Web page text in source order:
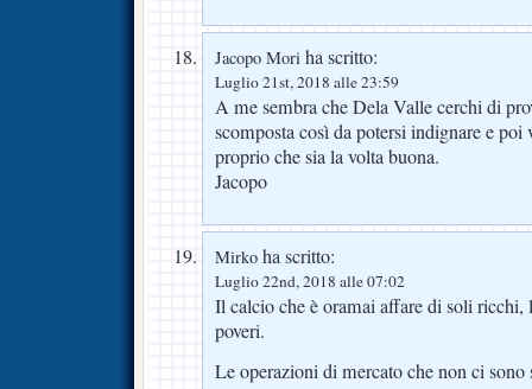
Jacopo Mori ha scritto:
Luglio 21st, 2018 alle 23:59
A me sembra che Dela Valle cerchi di
scomposta così da potersi indignare e poi
proprio che sia la volta buona.
Jacopo
Mirko ha scritto:
Luglio 22nd, 2018 alle 07:02
Il calcio che è oramai affare di soli ricchi,
poveri.
Le operazioni di mercato che non ci sono